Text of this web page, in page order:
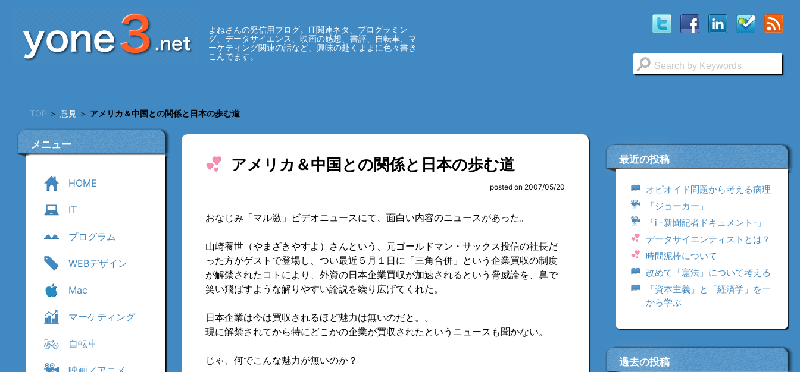
よねさんの発信用ブログ。IT関連ネタ、プログラミン
グ、データサイエンス、映画の感想、書評、自転車、マ
ーケティング関連の話など、興味の赴くままに色々書き
こんでます。
TOP ＞意見 ＞ アメリカ＆中国との関係と日本の歩む道
メニュー
HOME
IT
プログラム
WEBデザイン
Mac
マーケティング
自転車
最近の投稿
オピオイド問題から考える病理
「ジョーカー」
「i -新聞記者ドキュメント-」
データサイエンティストとは？
時間泥棒について
改めて「憲法」について考える
「資本主義」と「経済学」を一
から学ぶ
過去の投稿
アメリカ＆中国との関係と日本の歩む道
posted on 2007/05/20
おなじみ「マル激」ビデオニュースにて、面白い内容のニュースがあった。
山崎養世（やまざきやすよ）さんという、元ゴールドマン・サックス投信の社長だ
った方がゲストで登場し、つい最近５月１日に「三角合併」という企業買収の制度
が解禁されたコトにより、外資の日本企業買収が加速されるという脅威論を、鼻で
笑い飛ばすような解りやすい論説を繰り広げてくれた。
日本企業は今は買収されるほど魅力は無いのだと。。
現に解禁されてから特にどこかの企業が買収されたというニュースも聞かない。
じゃ、何でこんな魅力が無いのか？